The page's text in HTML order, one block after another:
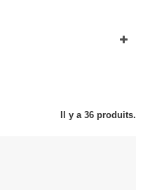
Il y a 36 produits.